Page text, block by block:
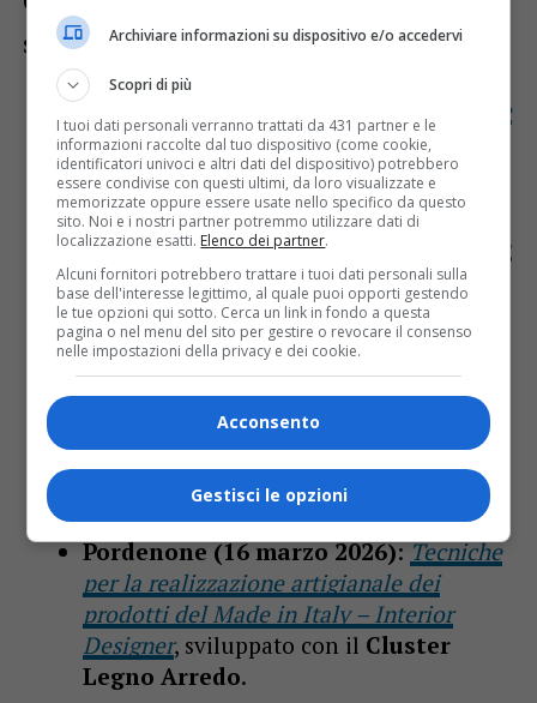
settimane:
Tecniche
per l’amministrazione economico-
finanziaria – Gestione contabile e buste
paga
Trieste (9 marzo 2026)
Tecniche per la
promozione di prodotti e servizi turistici
– Tour Expert, in collaborazione con
Costa Crociere S.p.A.
Pasian di Prato (9 marzo 2026):
Tecniche di industrializzazione del
prodotto e del processo – Robotica
industriale per le imprese 4.0, conPMP
Industries S.p.A.
Pordenone (16 marzo 2026):Tecniche
per la realizzazione artigianale dei
prodotti del Made in Italy – Interior
Designer, sviluppato con il Cluster
Legno Arredo.
Archiviare informazioni su dispositivo e/o accedervi
Scopri di più
I tuoi dati personali verranno trattati da 431 partner e le
informazioni raccolte dal tuo dispositivo (come cookie,
identificatori univoci e altri dati del dispositivo) potrebbero
essere condivise con questi ultimi, da loro visualizzate e
memorizzate oppure essere usate nello specifico da questo
sito. Noi e i nostri partner potremmo utilizzare dati di
localizzazione esatti. Elenco dei partner.
Alcuni fornitori potrebbero trattare i tuoi dati personali sulla
base dell'interesse legittimo, al quale puoi opporti gestendo
le tue opzioni qui sotto. Cerca un link in fondo a questa
pagina o nel menu del sito per gestire o revocare il consenso
nelle impostazioni della privacy e dei cookie.
Acconsento
Gestisci le opzioni